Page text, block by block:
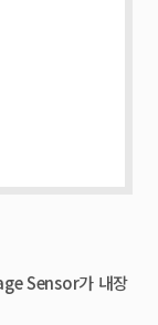
Sensor가 내장